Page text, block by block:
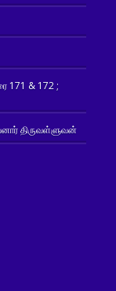
171 & 172 ;
திருவள்ளுவன்